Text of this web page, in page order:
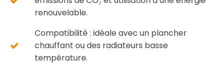
renouvelable.
Compatibilité : idéale avec un plancher
chauffant ou des radiateurs basse
température.